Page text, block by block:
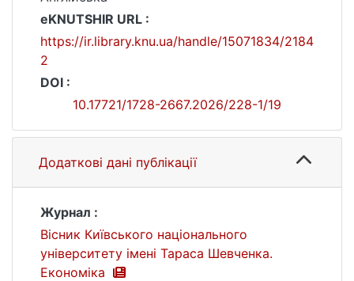
eKNUTSHIR URL :
https://ir.library.knu.ua/handle/15071834/2184
2
DOI :
10.17721/1728-2667.2026/228-1/19
Додаткові дані публікації
Журнал :
Вісник Київського національного
університету імені Тараса Шевченка.
Економіка